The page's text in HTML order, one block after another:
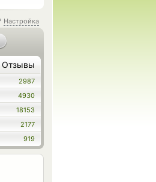
Настройка
Отзывы
2987
4930
18153
2177
919